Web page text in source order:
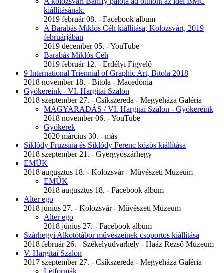
kiállításának.
2019 február 08. - Facebook album
A Barabás Miklós Céh kiállítása, Kolozsvárt, 2019
februárjában
2019 december 05. - YouTube
Barabás Miklós Céh
2019 február 12. - Erdélyi Figyelő
9 International Triennial of Graphic Art, Bitola 2018
2018 november 18. - Bitola - Macedónia
Gyökereink - VI. Hargitai Szalon
2018 szeptember 27. - Csíkszereda - Megyeháza Galéria
MAGYARADÁS / VI. Hargitai Szalon - Gyökereink
2018 november 06. - YouTube
Gyökerek
2020 március 30. - más
Siklódy Fruzsina és Siklódy Ferenc közös kiállítása
2018 szeptember 21. - Gyergyószárhegy
EMÜK
2018 augusztus 18. - Kolozsvár - Művészeti Muzeúm
EMŰK
2018 augusztus 18. - Facebook album
Alter ego
2018 június 27. - Kolozsvár - Művészeti Múzeum
Alter ego
2018 június 27. - Facebook album
Szárhegyi Alkotótábor művészeinek csoportos kiállítása
2018 február 26. - Székelyudvarhely - Haáz Rezső Múzeum
V. Hargitai Szalon
2017 szeptember 27. - Csíkszereda - Megyeháza Galéria
Létformák